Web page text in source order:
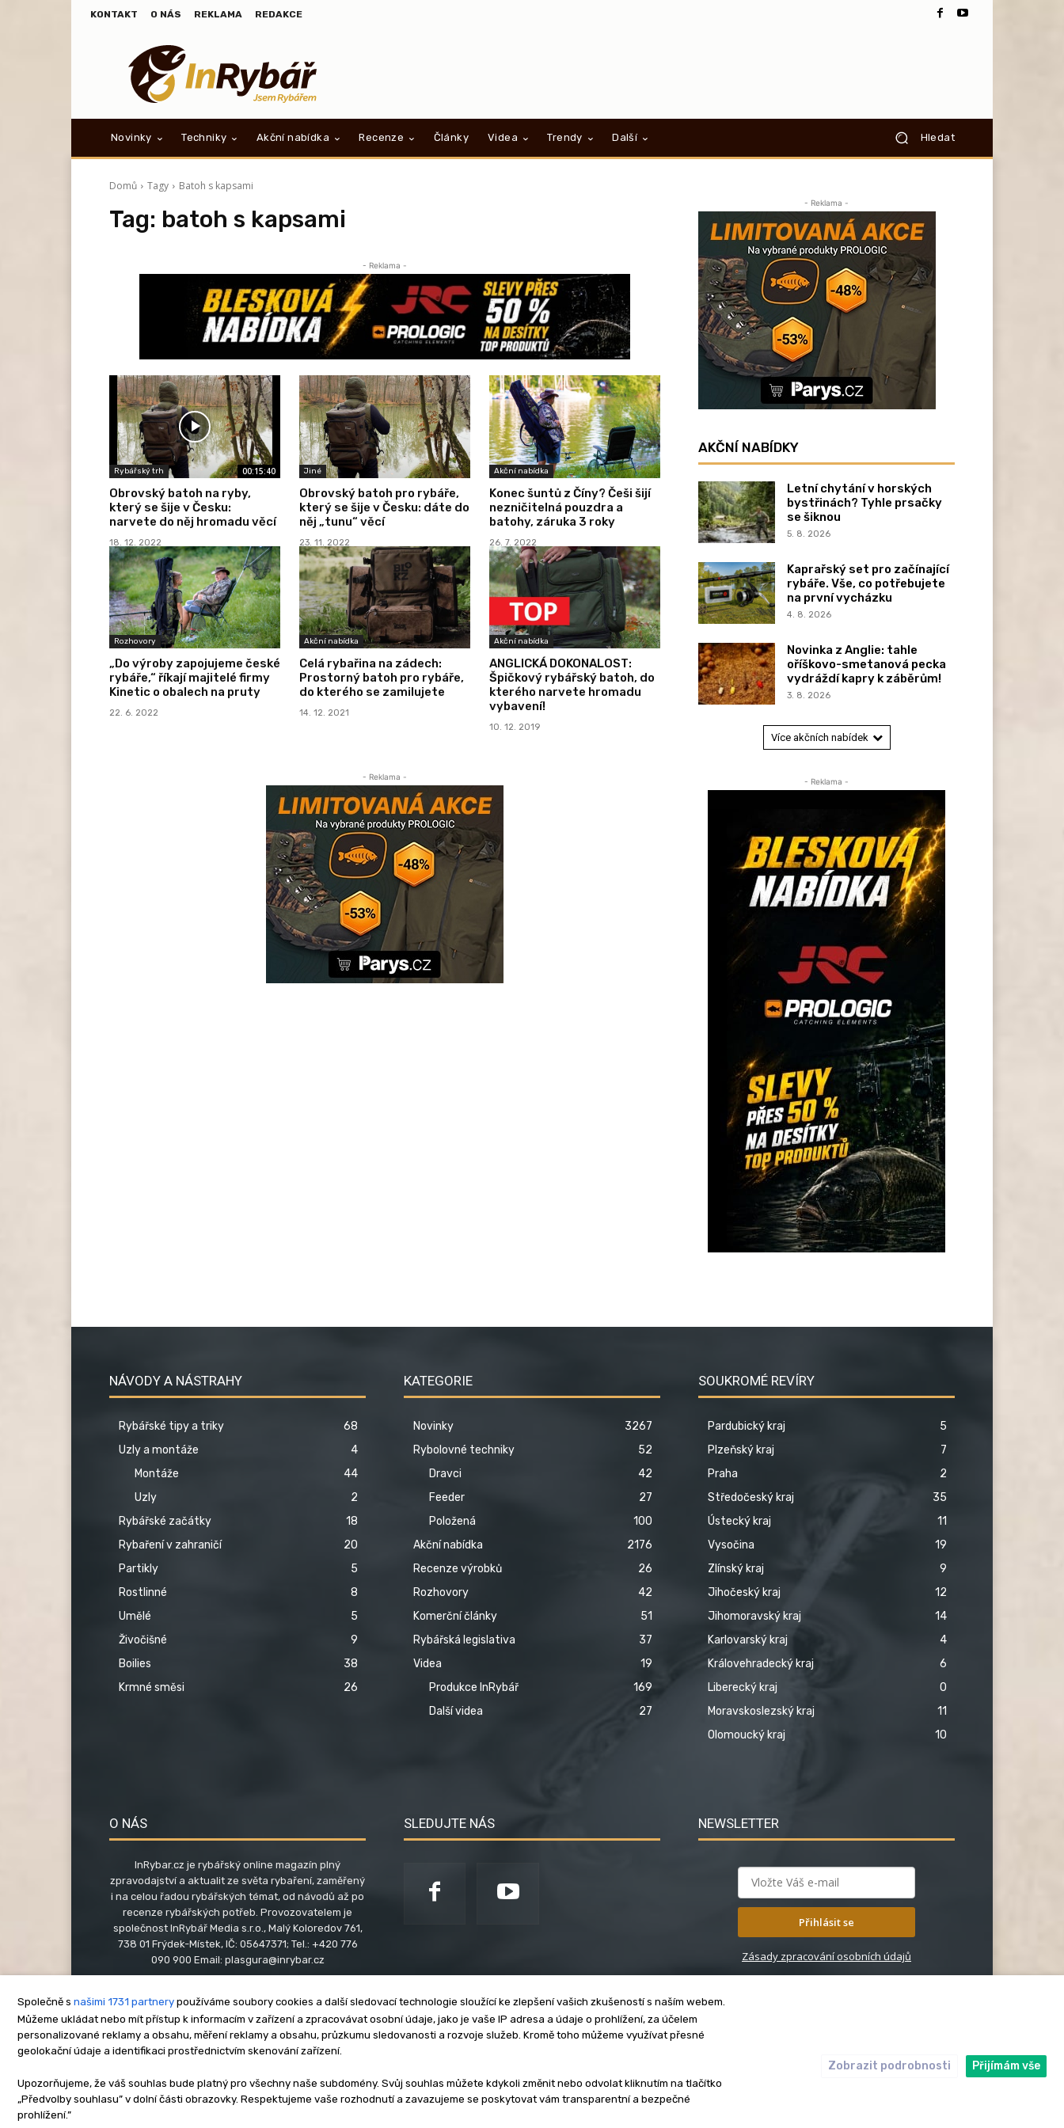
KONTAKT O NÁS REKLAMA REDAKCE
Novinky Techniky Akční nabídka Recenze Články Videa Trendy Další Hledat
Domů Tagy Batoh s kapsami
Tag: batoh s kapsami
- Reklama -
Rybářský trh 00:15:40
Obrovský batoh na ryby,
který se šije v Česku:
narvete do něj hromadu věcí
18. 12. 2022
Jiné
Obrovský batoh pro rybáře,
který se šije v Česku: dáte do
něj „tunu“ věcí
23. 11. 2022
Akční nabídka
Konec šuntů z Číny? Češi šijí
nezničitelná pouzdra a
batohy, záruka 3 roky
26. 7. 2022
Rozhovory
„Do výroby zapojujeme české
rybáře,“ říkají majitelé firmy
Kinetic o obalech na pruty
22. 6. 2022
Akční nabídka
Celá rybařina na zádech:
Prostorný batoh pro rybáře,
do kterého se zamilujete
14. 12. 2021
Akční nabídka
ANGLICKÁ DOKONALOST:
Špičkový rybářský batoh, do
kterého narvete hromadu
vybavení!
10. 12. 2019
- Reklama -
- Reklama -
AKČNÍ NABÍDKY
Letní chytání v horských
bystřinách? Tyhle prsačky
se šiknou
5. 8. 2026
Kaprařský set pro začínající
rybáře. Vše, co potřebujete
na první vycházku
4. 8. 2026
Novinka z Anglie: tahle
oříškovo-smetanová pecka
vydráždí kapry k záběrům!
3. 8. 2026
Více akčních nabídek
- Reklama -
NÁVODY A NÁSTRAHY
Rybářské tipy a triky
68
Uzly a montáže
4
Montáže
44
Uzly
2
Rybářské začátky
18
Rybaření v zahraničí
20
Partikly
5
Rostlinné
8
Umělé
5
Živočišné
9
Boilies
38
Krmné směsi
26
KATEGORIE
Novinky
3267
Rybolovné techniky
52
Dravci
42
Feeder
27
Položená
100
Akční nabídka
2176
Recenze výrobků
26
Rozhovory
42
Komerční články
51
Rybářská legislativa
37
Videa
19
Produkce InRybář
169
Další videa
27
SOUKROMÉ REVÍRY
Pardubický kraj
5
Plzeňský kraj
7
Praha
2
Středočeský kraj
35
Ústecký kraj
11
Vysočina
19
Zlínský kraj
9
Jihočeský kraj
12
Jihomoravský kraj
14
Karlovarský kraj
4
Královehradecký kraj
6
Liberecký kraj
0
Moravskoslezský kraj
11
Olomoucký kraj
10
O NÁS
InRybar.cz je rybářský online magazín plný
zpravodajství a aktualit ze světa rybaření, zaměřený
i na celou řadou rybářských témat, od návodů až po
recenze rybářských potřeb. Provozovatelem je
společnost InRybář Media s.r.o., Malý Koloredov 761,
738 01 Frýdek-Místek, IČ: 05647371; Tel.: +420 776
090 900 Email: plasgura@inrybar.cz
SLEDUJTE NÁS NEWSLETTER
Přihlásit se
Zásady zpracování osobních údajů
O nás Kontakt Reklama Zásady soukromí Privacy policy Cookies Etický kodex
Copyright © www.inrybar.cz 2013 - 2026 | Na veškerý materiál, který je zde uveřejněný, se vztahují autorská práva. Redakce InRybar.cz.
Společně s našimi 1731 partnery používáme soubory cookies a další sledovací technologie sloužící ke zlepšení vašich zkušeností s naším webem.
Můžeme ukládat nebo mít přístup k informacím v zařízení a zpracovávat osobní údaje, jako je vaše IP adresa a údaje o prohlížení, za účelem
personalizované reklamy a obsahu, měření reklamy a obsahu, průzkumu sledovanosti a rozvoje služeb. Kromě toho můžeme využívat přesné
geolokační údaje a identifikaci prostřednictvím skenování zařízení.
Upozorňujeme, že váš souhlas bude platný pro všechny naše subdomény. Svůj souhlas můžete kdykoli změnit nebo odvolat kliknutím na tlačítko
„Předvolby souhlasu” v dolní části obrazovky. Respektujeme vaše rozhodnutí a zavazujeme se poskytovat vám transparentní a bezpečné
prohlížení.”
Zobrazit podrobnosti Přijímám vše